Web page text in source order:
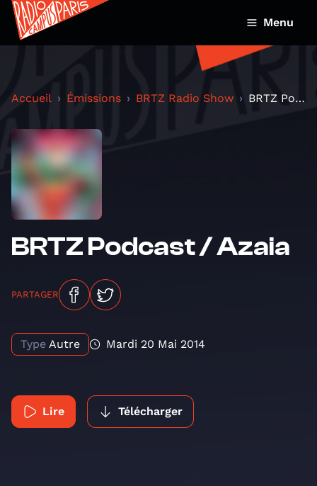
Menu
Accueil Émissions BRTZ Radio Show BRTZ Podcast / Azaia
BRTZ Podcast / Azaia
PARTAGER
Type Autre Mardi 20 Mai 2014
Lire Télécharger